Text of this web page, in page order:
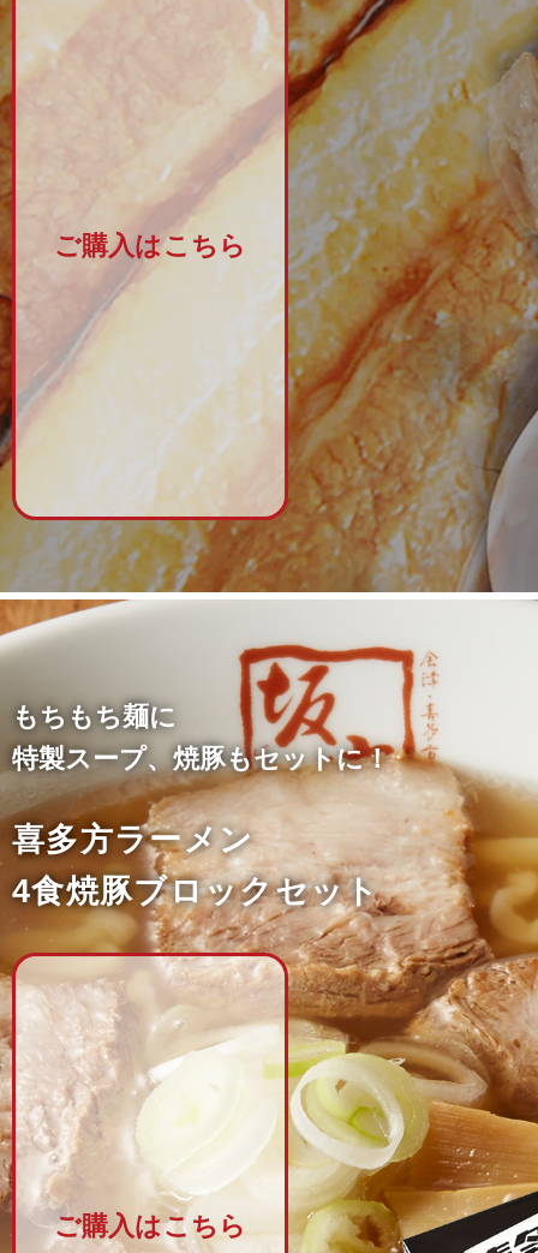
ご購入はこちら
もちもち麺に
特製スープ、焼豚もセットに！
喜多方ラーメン
4食焼豚ブロックセット
ご購入はこちら